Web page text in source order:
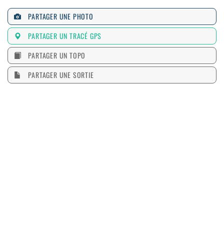
PARTAGER UNE PHOTO
PARTAGER UN TRACÉ GPS
PARTAGER UN TOPO
PARTAGER UNE SORTIE